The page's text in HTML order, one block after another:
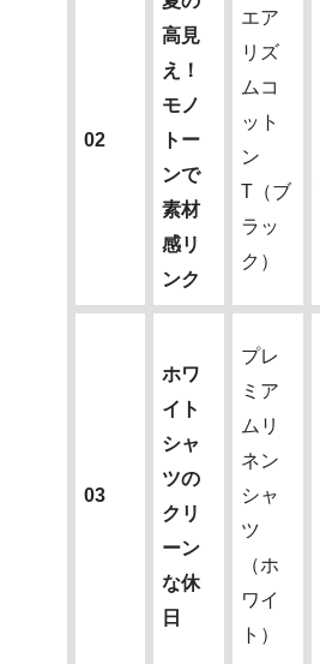
02
高見
え！
モノ
トー
ンで
素材
感リ
ンク
エア
リズ
ムコ
ット
ン
T（ブ
ラッ
ク）
03
ホワ
イト
シャ
ツの
クリ
ーン
な休
日
プレ
ミア
ムリ
ネン
シャ
ツ
（ホ
ワイ
ト）